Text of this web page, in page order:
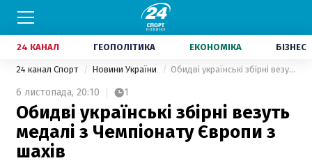
24 КАНАЛ ГЕОПОЛІТИКА ЕКОНОМІКА БІЗНЕС
24 канал Спорт Новини України Обидві українські збірні везуть медалі з Чемпіонату Європи з шахів
6 листопада, 20:10 1
Обидві українські збірні везуть
медалі з Чемпіонату Європи з
шахів